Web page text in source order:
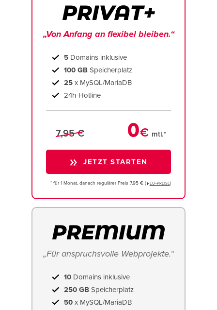
„Von Anfang an flexibel bleiben.“
5 Domains inklusive
100 GB Speicherplatz
25 x MySQL/MariaDB
24h-Hotline
7,95 € 0€ mtl.*
JETZT STARTEN
* für 1 Monat, danach regulärer Preis 7,95 € ( EU−PREISE)
„Für anspruchsvolle Webprojekte.“
10 Domains inklusive
250 GB Speicherplatz
50 x MySQL/MariaDB